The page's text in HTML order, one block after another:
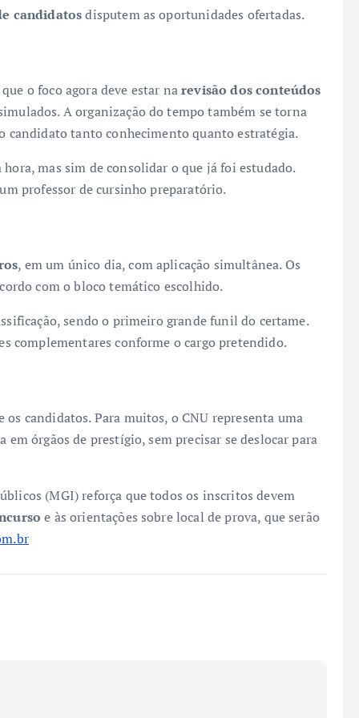
candidatosdisputem as oportunidades ofertadas.
o foco agora deve estar narevisão dos conteúdos
A organização do tempo também se torna
candidato tanto conhecimento quanto estratégia.
mas sim de consolidar o que já foi estudado.
professor de cursinho preparatório.
, em um único dia, com aplicação simultânea. Os
com o bloco temático escolhido.
sendo o primeiro grande funil do certame.
complementares conforme o cargo pretendido.
candidatos. Para muitos, o CNU representa uma
órgãos de prestígio, sem precisar se deslocar para
(MGI) reforça que todos os inscritos devem
e às orientações sobre local de prova, que serão